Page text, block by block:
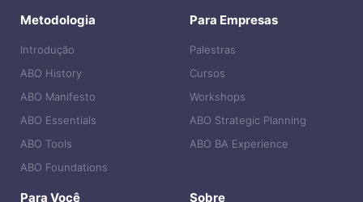
Metodologia
Introdução
ABO History
ABO Manifesto
ABO Essentials
ABO Tools
ABO Foundations
Para Empresas
Palestras
Cursos
Workshops
ABO Strategic Planning
ABO BA Experience
Para Você Sobre